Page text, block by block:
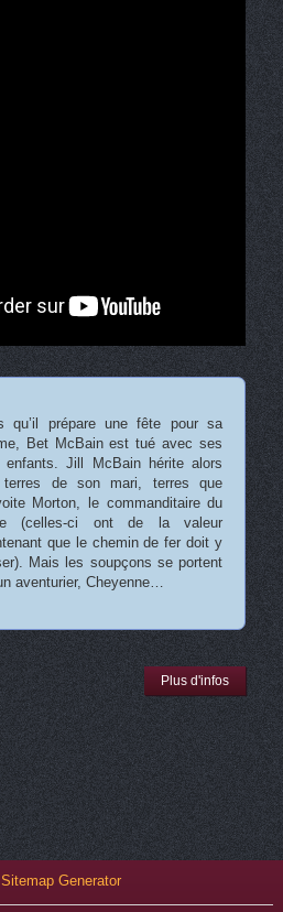
qu’il prépare une fête pour sa
Bet McBain est tué avec ses
enfants. Jill McBain hérite alors
de son mari, terres que
Morton, le commanditaire du
(celles-ci ont de la valeur
que le chemin de fer doit y
Mais les soupçons se portent
aventurier, Cheyenne…
Plus d'infos